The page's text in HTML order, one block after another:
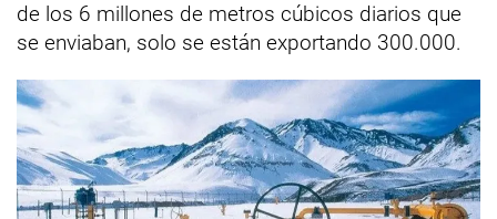
de los 6 millones de metros cúbicos diarios que
se enviaban, solo se están exportando 300.000.